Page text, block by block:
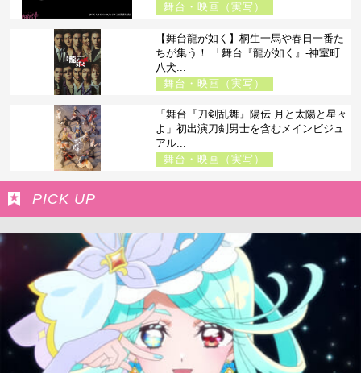
舞台・映画（実写）
【舞台龍が如く】桐生一馬や春日一番た
ちが集う！ 「舞台『龍が如く』-神室町
八犬...
舞台・映画（実写）
「舞台『刀剣乱舞』陽伝 月と太陽と星々
よ」初出演刀剣男士を含むメインビジュ
アル...
舞台・映画（実写）
PICK UP